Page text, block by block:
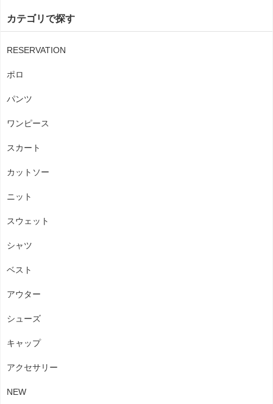
カテゴリで探す
RESERVATION
ポロ
パンツ
ワンピース
スカート
カットソー
ニット
スウェット
シャツ
ベスト
アウター
シューズ
キャップ
アクセサリー
NEW